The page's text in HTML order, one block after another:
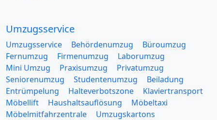
Umzugsservice
Umzugsservice Behördenumzug
Büroumzug
Fernumzug
Firmenumzug
Laborumzug
Mini Umzug
Praxisumzug
Privatumzug
Seniorenumzug
Studentenumzug
Beiladung
Entrümpelung
Halteverbotszone
Klaviertransport
Möbellift
Haushaltsauflösung
Möbeltaxi
Möbelmitfahrzentrale
Umzugskartons